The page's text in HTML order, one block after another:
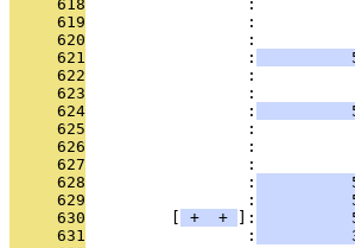
     618
:
     619
:
     620
:
     621
                 :
     622
:
     623
:
     624
                 :
     625
:
     626
:
     627
:
     628
                 :
     629
                 :
     630
+ + ]:
     631
                 :